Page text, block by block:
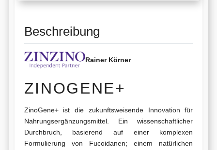
Beschreibung
Rainer Körner
ZINOGENE+
ZinoGene+ ist die zukunftsweisende Innovation für
Nahrungsergänzungsmittel. Ein wissenschaftlicher
Durchbruch, basierend auf einer komplexen
Formulierung von Fucoidanen; einem natürlichen